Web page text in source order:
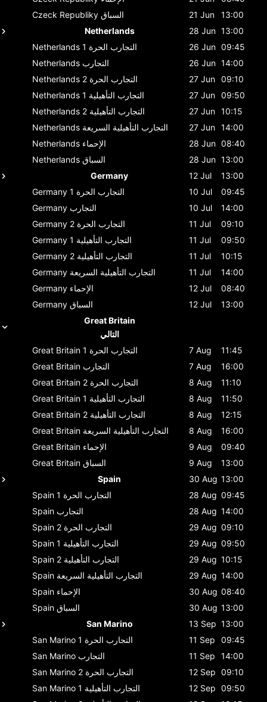
Czeck Republiky السباق 21 Jun
13:00
Netherlands
28 Jun 13:00
Netherlands
التجارب الحرة 1 26 Jun 09:45
Netherlands التجارب 26 Jun 14:00
Netherlands
التجارب الحرة 2 27 Jun 09:10
Netherlands
التجارب التأهيلية 1 27 Jun 09:50
Netherlands
التجارب التأهيلية 2 27 Jun 10:15
Netherlands التجارب التأهيلية السريعة 27 Jun 14:00
Netherlands الإحماء 28 Jun 08:40
Netherlands السباق 28 Jun 13:00
Germany
12 Jul
13:00
Germany
التجارب الحرة 1 10 Jul
09:45
Germany التجارب 10 Jul
14:00
Germany
التجارب الحرة 2 11 Jul
09:10
Germany
التجارب التأهيلية 1 11 Jul
09:50
Germany
التجارب التأهيلية 2 11 Jul
10:15
Germany التجارب التأهيلية السريعة 11 Jul
14:00
Germany الإحماء 12 Jul
08:40
Germany السباق 12 Jul
13:00
Great Britain
التالي
Great Britain
التجارب الحرة 1 7 Aug
11:45
Great Britain التجارب 7 Aug
16:00
Great Britain
التجارب الحرة 2 8 Aug
11:10
Great Britain
التجارب التأهيلية 1 8 Aug
11:50
Great Britain
التجارب التأهيلية 2 8 Aug
12:15
Great Britain التجارب التأهيلية السريعة 8 Aug
16:00
Great Britain الإحماء 9 Aug
09:40
Great Britain السباق 9 Aug
13:00
Spain
30 Aug 13:00
Spain
التجارب الحرة 1 28 Aug 09:45
Spain التجارب 28 Aug 14:00
Spain
التجارب الحرة 2 29 Aug 09:10
Spain
التجارب التأهيلية 1 29 Aug 09:50
Spain
التجارب التأهيلية 2 29 Aug 10:15
Spain التجارب التأهيلية السريعة 29 Aug 14:00
Spain الإحماء 30 Aug 08:40
Spain السباق 30 Aug 13:00
San Marino
13 Sep 13:00
San Marino
التجارب الحرة 1 11 Sep
09:45
San Marino التجارب 11 Sep
14:00
San Marino
التجارب الحرة 2 12 Sep 09:10
San Marino
التجارب التأهيلية 1 12 Sep 09:50